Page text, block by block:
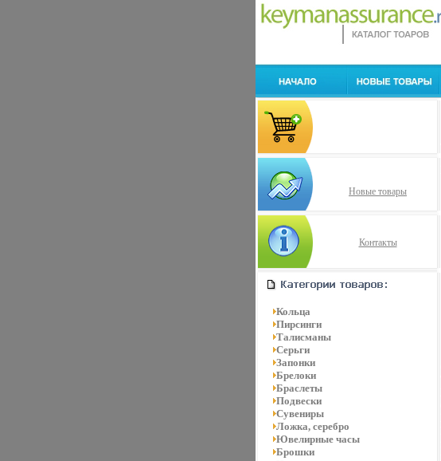
Новые товары
Контакты
Кольца
Пирсинги
Талисманы
Серьги
Запонки
Брелоки
Браслеты
Подвески
Сувениры
Ложка, серебро
Ювелирные часы
Брошки